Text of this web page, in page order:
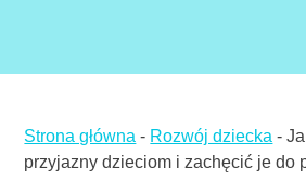
Strona główna - Rozwój dziecka -
przyjazny dzieciom i zachęcić je do